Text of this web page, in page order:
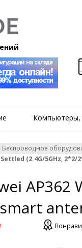
Компьютеры,
Беспроводное
(2.4G/5GHz,